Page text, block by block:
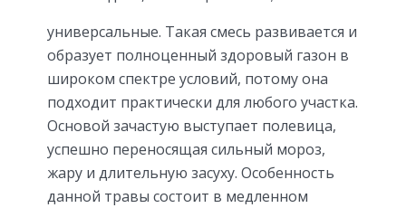
универсальные. Такая смесь развивается и
образует полноценный здоровый газон в
широком спектре условий, потому она
подходит практически для любого участка.
Основой зачастую выступает полевица,
успешно переносящая сильный мороз,
жару и длительную засуху. Особенность
данной травы состоит в медленном